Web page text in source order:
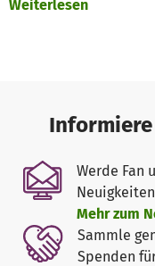
Datenverkehr vom
Auch bei
fallen hier Kosten an.
3. Drucksachen: Um
voran zu treiben,
Drucksachen, u.A.
Routeraufkleber und
Weiterlesen
Werde Fan
Mehr zum
Sammle
Spenden